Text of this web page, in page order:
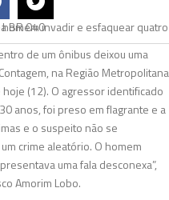
de um ônibus deixou uma
na Região Metropolitana
(12). O agressor identificado
anos, foi preso em flagrante e a
e o suspeito não se
crime aleatório. O homem
uma fala desconexa”,
Amorim Lobo.